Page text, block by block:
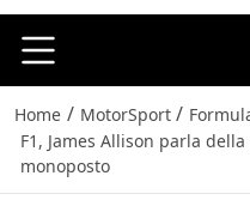
Home / MotorSport /
F1, James Allison parla
monoposto